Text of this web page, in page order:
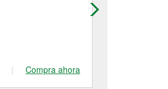
| Compra ahora